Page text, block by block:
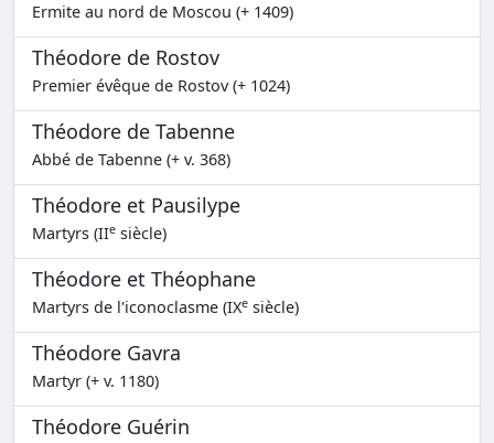
Ermite au nord de Moscou (+ 1409)
Théodore de Rostov
Premier évêque de Rostov (+ 1024)
Théodore de Tabenne
Abbé de Tabenne (+ v. 368)
Théodore et Pausilype
Martyrs (IIe siècle)
Théodore et Théophane
Martyrs de l'iconoclasme (IXe siècle)
Théodore Gavra
Martyr (+ v. 1180)
Théodore Guérin